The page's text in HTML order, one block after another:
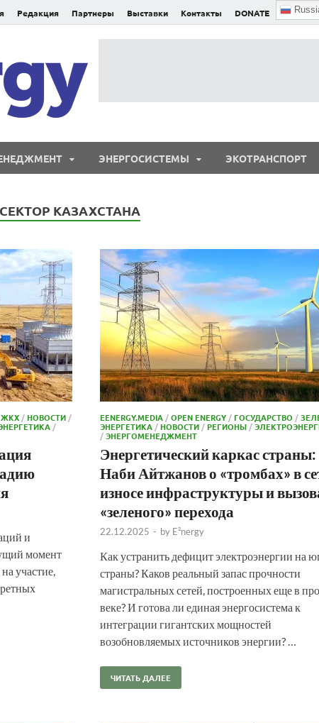
Редакция Партнеры Выставки Контакты DONATE
ЭНЕРГОСИСТЕМЫ ЭКОТРАНСПОРТ
КАЗАХСТАНА
ЖКХ /НОВОСТИ /
/
и
момент
участие,
EENERGY.MEDIA /OPEN ENERGY /ГОСУДАРСТВО /
ЭНЕРГЕТИКА /НОВОСТИ /РЕГИОНЫ /
/ЭНЕРГОМЕНЕДЖМЕНТ
Энергетический каркас страны:
Наби Айтжанов о «тромбах» в
износе инфраструктуры и
«зеленого» перехода
22.12.2025 - by E²nergy
Как устранить дефицит электроэнергии на
страны? Каков реальный запас прочности
магистральных сетей, построенных еще в
веке? И готова ли единая энергосистема к
интеграции гигантских мощностей
возобновляемых источников энергии? …
ЧИТАТЬ ДАЛЕЕ